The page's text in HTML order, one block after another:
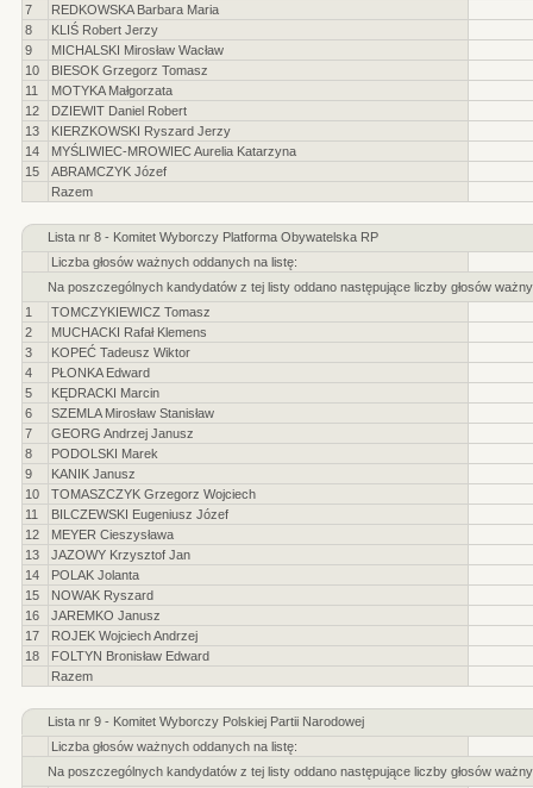
7
REDKOWSKA Barbara Maria
8
KLIŚ Robert Jerzy
9
MICHALSKI Mirosław Wacław
10
BIESOK Grzegorz Tomasz
11
MOTYKA Małgorzata
12
DZIEWIT Daniel Robert
13
KIERZKOWSKI Ryszard Jerzy
14
MYŚLIWIEC-MROWIEC Aurelia Katarzyna
15
ABRAMCZYK Józef
Razem
Lista nr 8 - Komitet Wyborczy Platforma Obywatelska RP
Liczba głosów ważnych oddanych na listę:
Na poszczególnych kandydatów z tej listy oddano następujące liczby głosów
1
TOMCZYKIEWICZ Tomasz
2
MUCHACKI Rafał Klemens
3
KOPEĆ Tadeusz Wiktor
4
PŁONKA Edward
5
KĘDRACKI Marcin
6
SZEMLA Mirosław Stanisław
7
GEORG Andrzej Janusz
8
PODOLSKI Marek
9
KANIK Janusz
10
TOMASZCZYK Grzegorz Wojciech
11
BILCZEWSKI Eugeniusz Józef
12
MEYER Cieszysława
13
JAZOWY Krzysztof Jan
14
POLAK Jolanta
15
NOWAK Ryszard
16
JAREMKO Janusz
17
ROJEK Wojciech Andrzej
18
FOLTYN Bronisław Edward
Razem
Lista nr 9 - Komitet Wyborczy Polskiej Partii Narodowej
Liczba głosów ważnych oddanych na listę:
Na poszczególnych kandydatów z tej listy oddano następujące liczby głosów